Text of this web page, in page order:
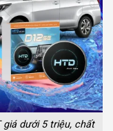
giá dưới 5 triệu, chất